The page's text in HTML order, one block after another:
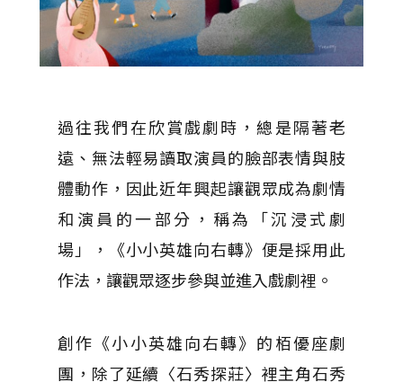
過往我們在欣賞戲劇時，總是隔著老
遠、無法輕易讀取演員的臉部表情與肢
體動作，因此近年興起讓觀眾成為劇情
和演員的一部分，稱為「沉浸式劇
場」，《小小英雄向右轉》便是採用此
作法，讓觀眾逐步參與並進入戲劇裡。
創作《小小英雄向右轉》的栢優座劇
團，除了延續〈石秀探莊〉裡主角石秀